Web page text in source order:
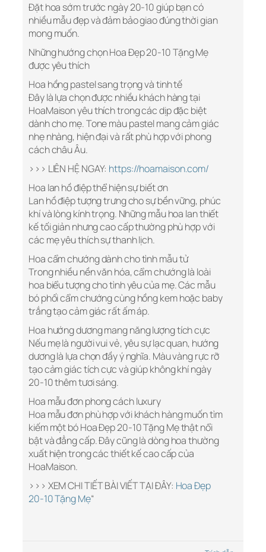
Đặt hoa sớm trước ngày 20-10 giúp bạn có
nhiều mẫu đẹp và đảm bảo giao đúng thời gian
mong muốn.
Những hướng chọn Hoa Đẹp 20-10 Tặng Mẹ
được yêu thích
Hoa hồng pastel sang trọng và tinh tế
Đây là lựa chọn được nhiều khách hàng tại
HoaMaison yêu thích trong các dịp đặc biệt
dành cho mẹ. Tone màu pastel mang cảm giác
nhẹ nhàng, hiện đại và rất phù hợp với phong
cách châu Âu.
>>> LIÊN HỆ NGAY: https://hoamaison.com/
Hoa lan hồ điệp thể hiện sự biết ơn
Lan hồ điệp tượng trưng cho sự bền vững, phúc
khí và lòng kính trọng. Những mẫu hoa lan thiết
kế tối giản nhưng cao cấp thường phù hợp với
các mẹ yêu thích sự thanh lịch.
Hoa cẩm chướng dành cho tình mẫu tử
Trong nhiều nền văn hóa, cẩm chướng là loài
hoa biểu tượng cho tình yêu của mẹ. Các mẫu
bó phối cẩm chướng cùng hồng kem hoặc baby
trắng tạo cảm giác rất ấm áp.
Hoa hướng dương mang năng lượng tích cực
Nếu mẹ là người vui vẻ, yêu sự lạc quan, hướng
dương là lựa chọn đầy ý nghĩa. Màu vàng rực rỡ
tạo cảm giác tích cực và giúp không khí ngày
20-10 thêm tươi sáng.
Hoa mẫu đơn phong cách luxury
Hoa mẫu đơn phù hợp với khách hàng muốn tìm
kiếm một bó Hoa Đẹp 20-10 Tặng Mẹ thật nổi
bật và đẳng cấp. Đây cũng là dòng hoa thường
xuất hiện trong các thiết kế cao cấp của
HoaMaison.
>>> XEM CHI TIẾT BÀI VIẾT TẠI ĐÂY: Hoa Đẹp
20-10 Tặng Mẹ“